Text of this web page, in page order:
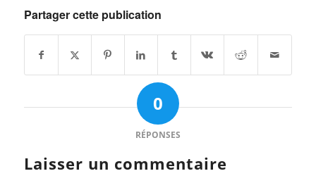
Partager cette publication
0
RÉPONSES
Laisser un commentaire